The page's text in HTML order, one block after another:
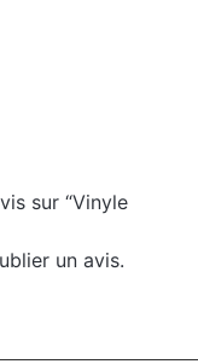
sur “Vinyle
un avis.